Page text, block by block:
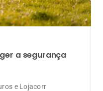
a segurança
e Lojacorr